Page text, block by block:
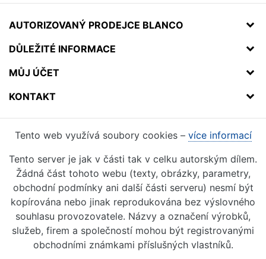
AUTORIZOVANÝ PRODEJCE BLANCO
DŮLEŽITÉ INFORMACE
MŮJ ÚČET
KONTAKT
Tento web využívá soubory cookies – více informací
Tento server je jak v části tak v celku autorským dílem.
Žádná část tohoto webu (texty, obrázky, parametry,
obchodní podmínky ani další části serveru) nesmí být
kopírována nebo jinak reprodukována bez výslovného
souhlasu provozovatele. Názvy a označení výrobků,
služeb, firem a společností mohou být registrovanými
obchodními známkami příslušných vlastníků.